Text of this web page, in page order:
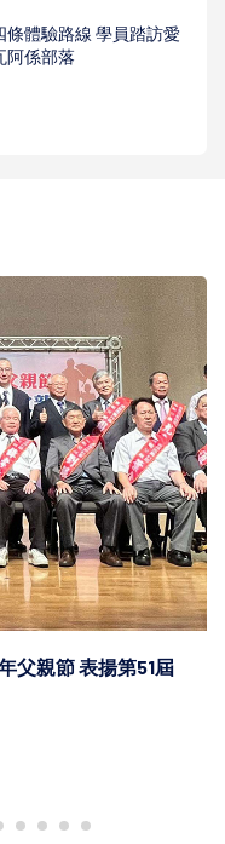
體驗路線 學員踏訪愛
阿係部落
父親節 表揚第51屆